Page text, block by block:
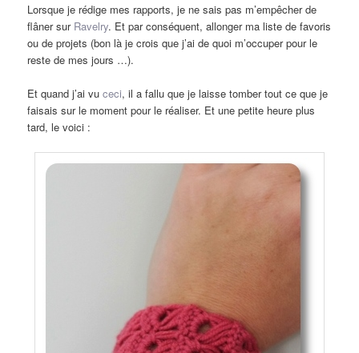
Lorsque je rédige mes rapports, je ne sais pas m’empêcher de
flâner sur Ravelry. Et par conséquent, allonger ma liste de favoris
ou de projets (bon là je crois que j’ai de quoi m’occuper pour le
reste de mes jours …).
Et quand j’ai vu ceci, il a fallu que je laisse tomber tout ce que je
faisais sur le moment pour le réaliser. Et une petite heure plus
tard, le voici :